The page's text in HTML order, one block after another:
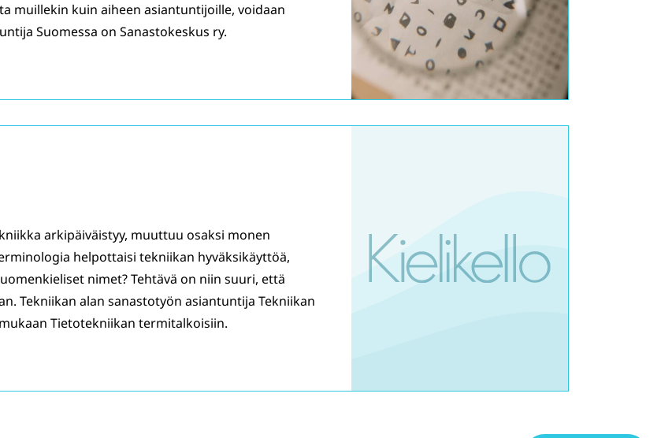
muillekin kuin aiheen asiantuntijoille, voidaan
Suomessa on Sanastokeskus ry.
arkipäiväistyy, muuttuu osaksi monen
helpottaisi tekniikan hyväksikäyttöä,
nimet? Tehtävä on niin suuri, että
Tekniikan alan sanastotyön asiantuntija Tekniikan
Tietotekniikan termitalkoisiin.